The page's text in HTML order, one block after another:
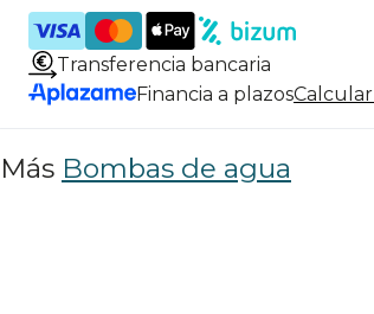
Transferencia bancaria
Financia a plazos
Más Bombas de agua